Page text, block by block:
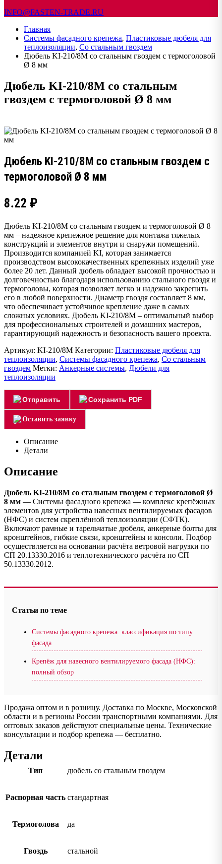
INFO@FASTEN-TRADE.RU
Главная
Системы фасадного крепежа, Пластиковые дюбеля для
теплоизоляции, Со стальным гвоздем
Дюбель KI-210/8M со стальным гвоздем с термоголовой
Ø 8 мм
Дюбель KI-210/8M со стальным
гвоздем с термоголовой Ø 8 мм
Дюбель KI-210/8M со стальным гвоздем с
термоголовой Ø 8 мм
8.22 ₽
Дюбель KI-210/8M со стальным гвоздем и термоголовой Ø 8
мм – надежное крепежное решение для монтажа тяжелых
конструкций и элементов внутри и снаружи помещений.
Производится компанией KI, которая занимается
производством высококачественных крепежных изделий уже
более 20 лет. Данный дюбель обладает высокой прочностью и
долговечностью благодаря использованию стального гвоздя и
термоголовы, которая позволяет легко и надежно закрепить
его в любой поверхности. Диаметр гвоздя составляет 8 мм,
что обеспечивает устойчивое крепление даже в самых
сложных условиях. Дюбель KI-210/8M – оптимальный выбор
для профессиональных строителей и домашних мастеров,
гарантирующий надежность и безопасность вашего проекта.
Артикул: KI-210/8M Категории: Пластиковые дюбеля для
теплоизоляции, Системы фасадного крепежа, Со стальным
гвоздем Метки: Анкерные системы, Дюбели для
теплоизоляции
Отправить Сохранить PDF
Оставить заявку
Описание
Детали
Описание
Дюбель KI-210/8M со стальным гвоздем с термоголовой Ø
8 мм — Системы фасадного крепежа — комплекс крепёжных
элементов для устройства навесных вентилируемых фасадов
(НФС) и систем скреплённой теплоизоляции (СФТК).
Включают рамные и тарельчатые дюбеля, анкерные болты для
кронштейнов, гибкие связи, кронштейны и консоли. Подбор
осуществляется на основании расчёта ветровой нагрузки по
СП 20.13330.2016 и теплотехнического расчёта по СП
50.13330.2012.
Статьи по теме
Системы фасадного крепежа: классификация по типу
фасада
Крепёж для навесного вентилируемого фасада (НФС):
полный обзор
Продажа оптом и в розницу. Доставка по Москве, Московской
области и в регионы России транспортными компаниями. Для
оптовых заказов действуют специальные цены. Технические
консультации и подбор крепежа — бесплатно.
Детали
Тип дюбель со стальным гвоздем
Распорная часть стандартная
Термоголова да
Гвоздь стальной